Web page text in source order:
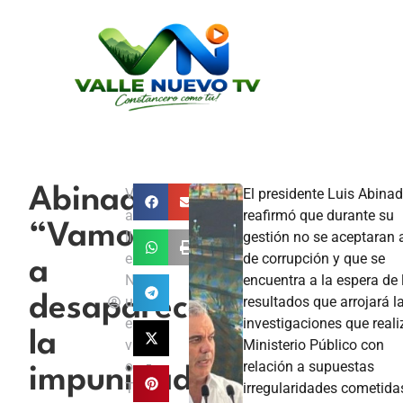
Abinader:
“Vamos
a
desaparecer
la
impunidad
V
a
ll
e
N
u
e
v
o
T
El presidente Luis
reafirmó que durante su
gestión no se aceptaran
de corrupción y que se
encuentra a la espera de
resultados que arrojará
investigaciones que
Ministerio Público con
relación a supuestas
irregularidades